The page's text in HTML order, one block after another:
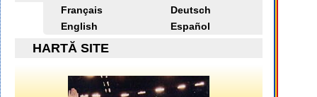
Français
Deutsch
English
Español
HARTĂ SITE